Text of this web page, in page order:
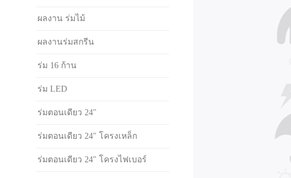
ผลงาน ร่มไม้
ผลงานร่มสกรีน
ร่ม 16 ก้าน
ร่ม LED
ร่มตอนเดียว 24"
ร่มตอนเดียว 24" โครงเหล็ก
ร่มตอนเดียว 24" โครงไฟเบอร์